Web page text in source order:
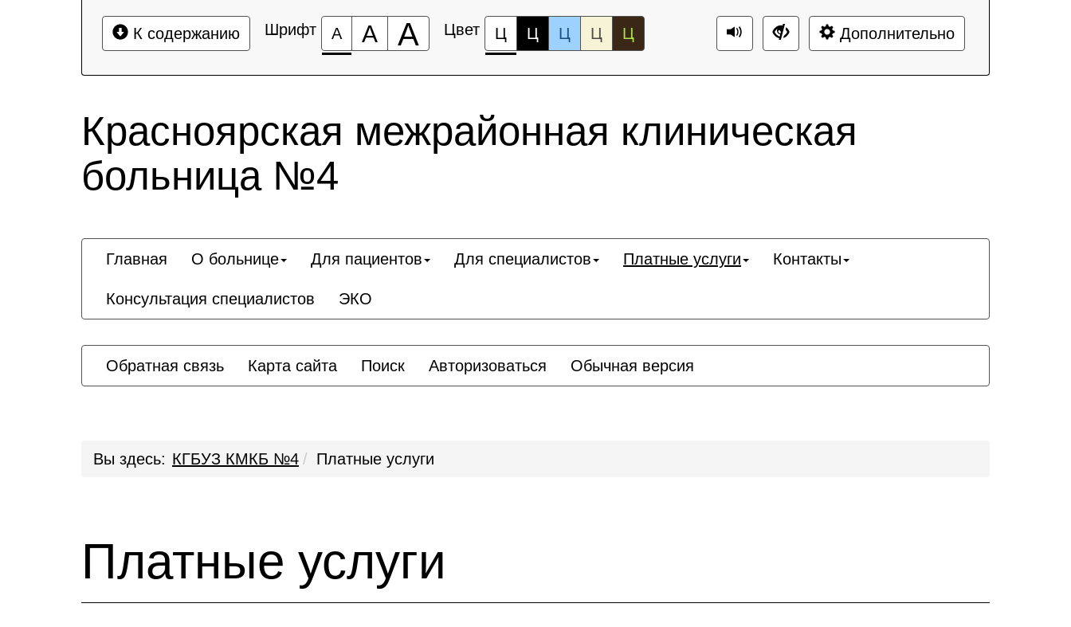
К содержанию Шрифт А А А Цвет Ц Ц Ц Ц Ц Дополнительно
Красноярская межрайонная клиническая
больница №4
Главная О больнице Для пациентов Для специалистов Платные услуги Контакты
Консультация специалистов ЭКО
Обратная связь Карта сайта Поиск Авторизоваться Обычная версия
Вы здесь: КГБУЗ КМКБ №4 Платные услуги
Платные услуги